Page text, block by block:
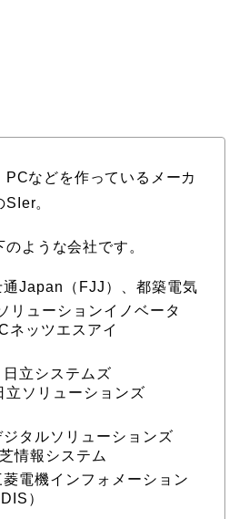
PCなどを作っているメーカ
。
ような会社です。
Japan（FJJ）、都築電気
リューションイノベータ
ネッツエスアイ
立システムズ
立ソリューションズ
タルソリューションズ
情報システム
電機インフォメーション
）